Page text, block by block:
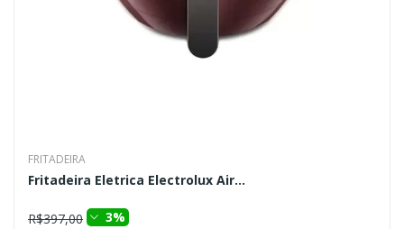
FRITADEIRA
Fritadeira Eletrica Electrolux Air...
R$397,00 3%